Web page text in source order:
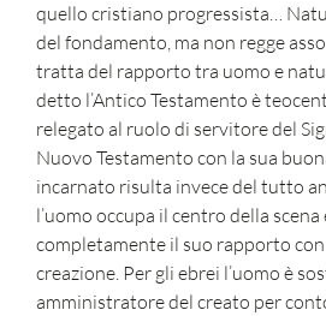
quello cristiano progressista…
del fondamento, ma non regge
tratta del rapporto tra uomo e
detto l’Antico Testamento è
relegato al ruolo di servitore del
Nuovo Testamento con la sua
incarnato risulta invece del tutto
l’uomo occupa il centro della
completamente il suo rapporto
creazione. Per gli ebrei l’uomo è
amministratore del creato per